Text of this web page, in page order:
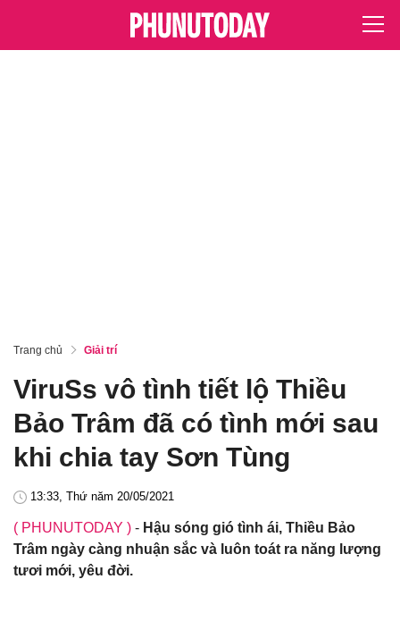
Trang chủ Giải trí
ViruSs vô tình tiết lộ Thiều
Bảo Trâm đã có tình mới sau
khi chia tay Sơn Tùng
13:33, Thứ năm 20/05/2021
( PHUNUTODAY ) - Hậu sóng gió tình ái, Thiều Bảo
Trâm ngày càng nhuận sắc và luôn toát ra năng lượng
tươi mới, yêu đời.